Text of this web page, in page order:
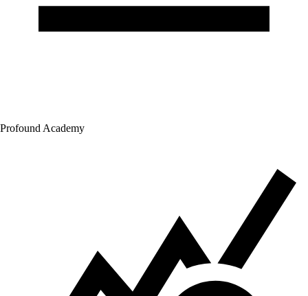
Profound Academy